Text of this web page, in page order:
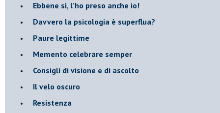
​Ebbene sì, l’ho preso anche io!
​Davvero la psicologia è superflua?
Paure legittime
​Memento celebrare semper
​Consigli di visione e di ascolto
​Il velo oscuro
Resistenza